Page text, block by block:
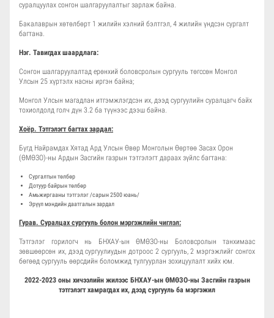
суралцуулах сонгон шалгаруулалтыг зарлаж байна.
Бакалаврын хөтөлбөрт 1 жилийн хэлний бэлтгэл, 4 жилийн үндсэн сургалт
багтана.
Нэг. Тавигдах шаардлага:
Сонгон шалгаруулалтад ерөнхий боловсролын сургууль төгссөн Монгол
Улсын 25 хүртэлх насны иргэн байна;
Монгол Улсын магадлан итгэмжлэгдсэн их, дээд сургуулийн суралцагч байх
тохиолдолд голч дүн 3.2 ба түүнээс дээш байна.
Хоёр. Тэтгэлэгт багтах зардал:
Бүгд Найрамдах Хятад Ард Улсын Өвөр Монголын Өөртөө Засах Орон
(ӨМӨЗО)-ны Ардын Засгийн газрын тэтгэлэгт дараах зүйлс багтана:
Сургалтын төлбөр
Дотуур байрын төлбөр
Амьжиргааны тэтгэлэг /сарын 2500 юань/
Эрүүл мэндийн даатгалын зардал
Гурав. Суралцах сургууль болон мэргэжлийн чиглэл:
Тэтгэлэг горилогч нь БНХАУ-ын ӨМӨЗО-ны Боловсролын танхимаас
зөвшөөрсөн их, дээд сургуулиудын дотроос 2 сургууль, 2 мэргэжлийг сонгох
бөгөөд сургууль өөрсдийн боломжид тулгуурлан зохицуулалт хийх юм.
2022-2023 оны хичээлийн жилээс БНХАУ-ын ӨМӨЗО-ны Засгийн газрын
тэтгэлэгт хамрагдах их, дээд сургууль ба мэргэжил